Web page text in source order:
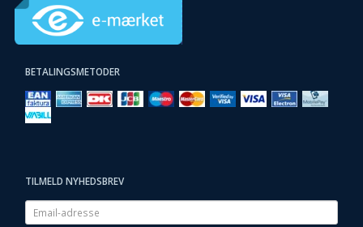
BETALINGSMETODER
TILMELD NYHEDSBREV
Email-
adresse